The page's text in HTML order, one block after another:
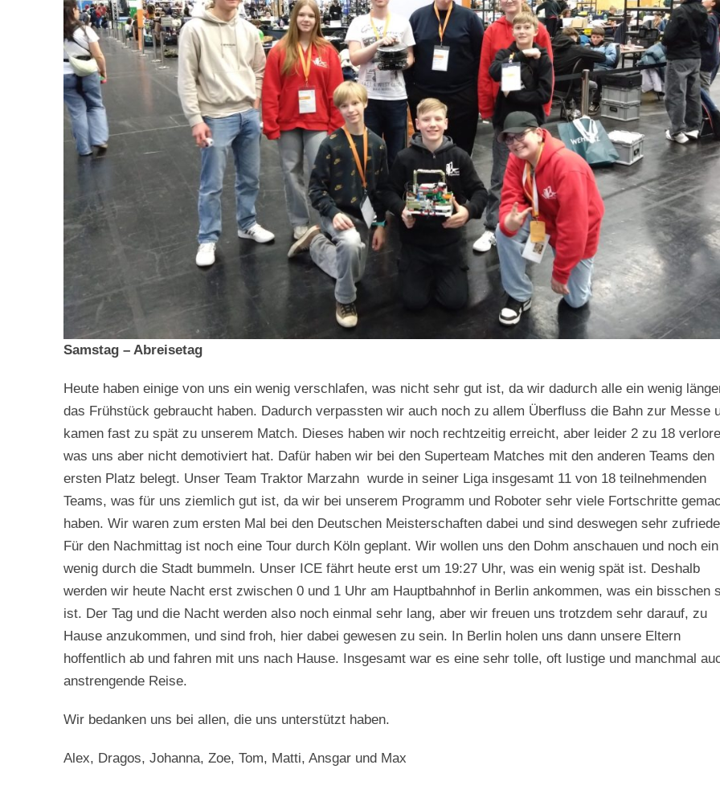
Samstag – Abreisetag
Heute haben einige von uns ein wenig verschlafen, was nicht sehr gut ist, da wir dadurch alle ein wenig
das Frühstück gebraucht haben. Dadurch verpassten wir auch noch zu allem Überfluss die Bahn zur Messe
kamen fast zu spät zu unserem Match. Dieses haben wir noch rechtzeitig erreicht, aber leider 2 zu 18
was uns aber nicht demotiviert hat. Dafür haben wir bei den Superteam Matches mit den anderen Teams den
ersten Platz belegt. Unser Team Traktor Marzahn wurde in seiner Liga insgesamt 11 von 18 teilnehmenden
Teams, was für uns ziemlich gut ist, da wir bei unserem Programm und Roboter sehr viele Fortschritte
haben. Wir waren zum ersten Mal bei den Deutschen Meisterschaften dabei und sind deswegen sehr
Für den Nachmittag ist noch eine Tour durch Köln geplant. Wir wollen uns den Dohm anschauen und noch ein
wenig durch die Stadt bummeln. Unser ICE fährt heute erst um 19:27 Uhr, was ein wenig spät ist. Deshalb
werden wir heute Nacht erst zwischen 0 und 1 Uhr am Hauptbahnhof in Berlin ankommen, was ein bisschen
ist. Der Tag und die Nacht werden also noch einmal sehr lang, aber wir freuen uns trotzdem sehr darauf, zu
Hause anzukommen, und sind froh, hier dabei gewesen zu sein. In Berlin holen uns dann unsere Eltern
hoffentlich ab und fahren mit uns nach Hause. Insgesamt war es eine sehr tolle, oft lustige und manchmal
anstrengende Reise.
Wir bedanken uns bei allen, die uns unterstützt haben.
Alex, Dragos, Johanna, Zoe, Tom, Matti, Ansgar und Max